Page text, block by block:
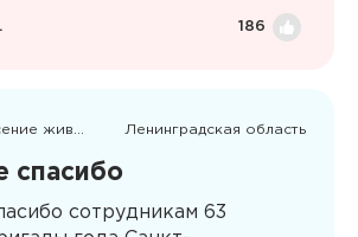
с детьми стояли на обочине
неожиданно появился
т.к. в ближайшем
уехал. Хочу сказать
этому человеку от
Честно, была очень
186
Ленинградская область
спасибо
сотрудникам 63